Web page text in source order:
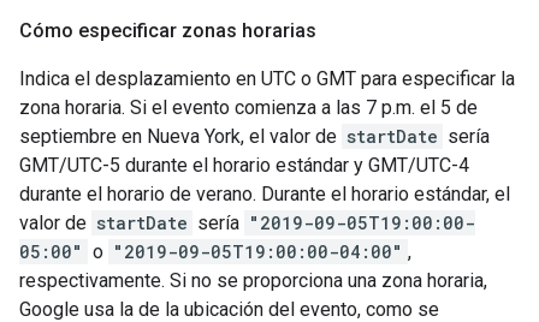
Cómo especificar zonas horarias
Indica el desplazamiento en UTC o GMT para especificar la
zona horaria. Si el evento comienza a las 7 p.m. el 5 de
septiembre en Nueva York, el valor de startDate sería
GMT/UTC-5 durante el horario estándar y GMT/UTC-4
durante el horario de verano. Durante el horario estándar, el
valor de startDate sería "2019-09-05T19:00:00-
05:00" o "2019-09-05T19:00:00-04:00" ,
respectivamente. Si no se proporciona una zona horaria,
Google usa la de la ubicación del evento, como se